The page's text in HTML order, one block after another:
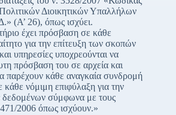
Διοικητικών Υπαλλήλων
(Α’ 26), όπως ισχύει.
έχει πρόσβαση σε κάθε
για την επίτευξη των σκοπών
υπηρεσίες υποχρεούνται να
πρόσβαση του σε αρχεία και
παρέχουν κάθε αναγκαία συνδρομή
κάθε νόμιμη επιφύλαξη για την
σύμφωνα με τους
2006 όπως ισχύουν.»